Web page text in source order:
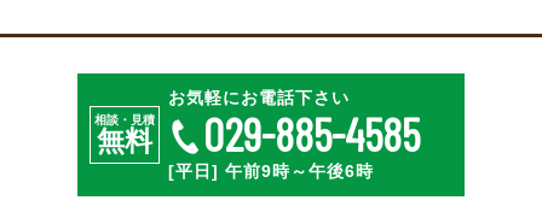
相談・見積
無料
お気軽にお電話下さい
029-885-4585
[平日] 午前9時～午後6時